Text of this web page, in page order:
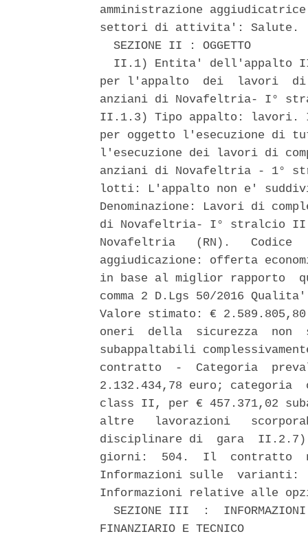
amministrazione
settori di attivita': Salute.
  SEZIONE II : OGGETTO
II.1) Entita' dell'appalto
per l'appalto  dei  lavori  di
anziani di Novafeltria- I°
II.1.3) Tipo appalto: lavori.
per oggetto l'esecuzione di
l'esecuzione dei lavori di
anziani di Novafeltria - 1°
lotti: L'appalto non e'
Denominazione: Lavori di
di Novafeltria- I° stralcio
Novafeltria   (RN).
aggiudicazione: offerta
in base al miglior rapporto
comma 2 D.Lgs 50/2016
Valore stimato: €
oneri  della  sicurezza
subappaltabili
contratto  -  Categoria
2.132.434,78 euro; categoria
class II, per € 457.371,02
altre   lavorazioni
disciplinare di  gara
giorni:  504.  Il  contratto
Informazioni sulle  varianti:
Informazioni relative alle
SEZIONE III  :
FINANZIARIO E TECNICO